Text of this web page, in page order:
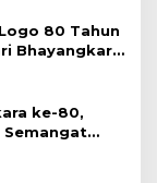
80 Tahun
Bhayangkara
ke-80,
Semangat